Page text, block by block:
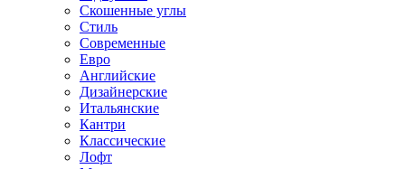
Скошенные углы
Стиль
Современные
Евро
Английские
Дизайнерские
Итальянские
Кантри
Классические
Лофт